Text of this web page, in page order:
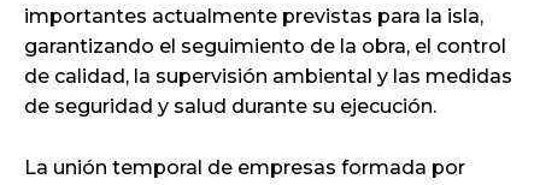
importantes actualmente previstas para la isla,
garantizando el seguimiento de la obra, el control
de calidad, la supervisión ambiental y las medidas
de seguridad y salud durante su ejecución.
La unión temporal de empresas formada por